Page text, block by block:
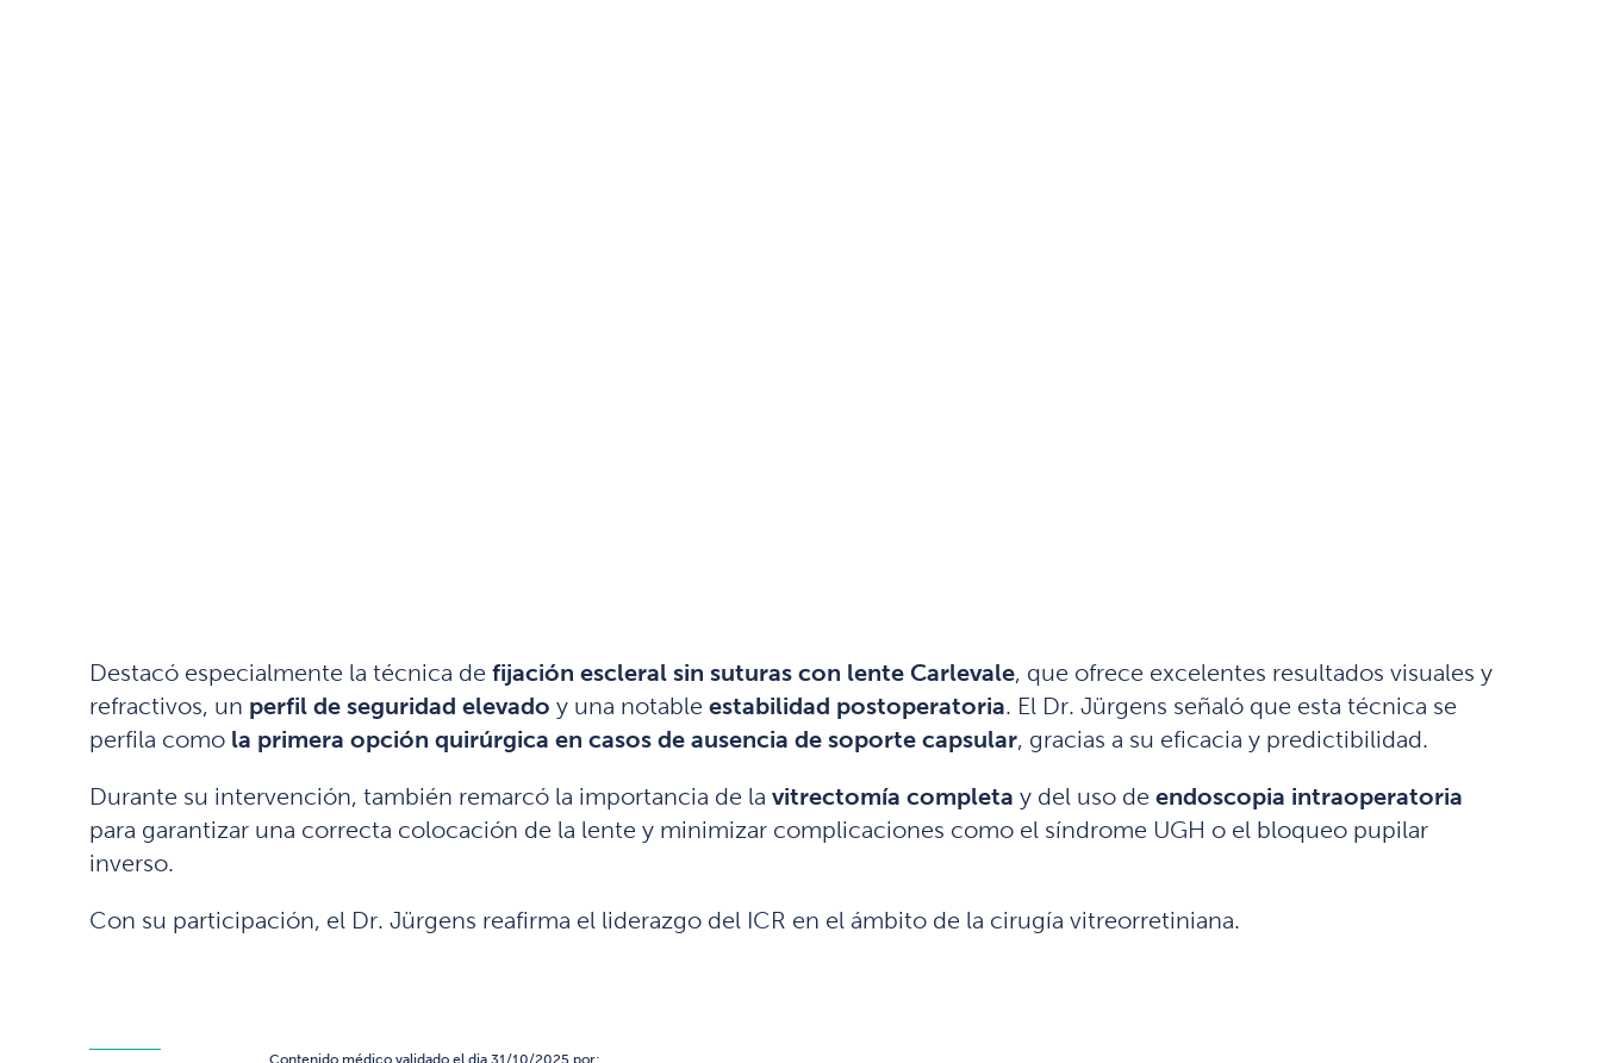
Destacó especialmente la técnica de fijación escleral sin suturas con lente Carlevale, que ofrece excelentes resultados visuales y
refractivos, un perfil de seguridad elevado y una notable estabilidad postoperatoria. El Dr. Jürgens señaló que esta técnica se
perfila como la primera opción quirúrgica en casos de ausencia de soporte capsular, gracias a su eficacia y predictibilidad.
Durante su intervención, también remarcó la importancia de la vitrectomía completa y del uso de endoscopia intraoperatoria
para garantizar una correcta colocación de la lente y minimizar complicaciones como el síndrome UGH o el bloqueo pupilar
inverso.
Con su participación, el Dr. Jürgens reafirma el liderazgo del ICR en el ámbito de la cirugía vitreorretiniana.
Contenido médico validado el dia 31/10/2025 por: